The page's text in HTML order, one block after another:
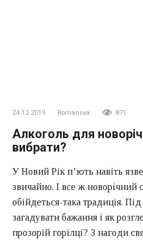
24.12.2019 Romanova 871
Алкоголь для
вибрати?
У Новий Рік п’ють навіть
звичайно. І все ж новорічний
обійдеться-така традиція.
загадувати бажання і як
прозорій горілці? З нагоди